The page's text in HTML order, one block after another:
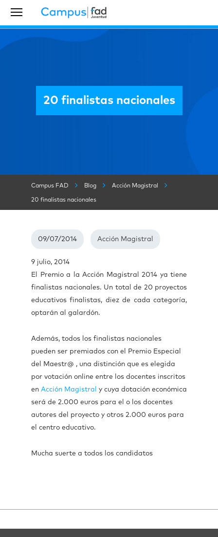
20 finalistas nacionales
Campus FAD Blog Acción Magistral
20 finalistas nacionales
09/07/2014 Acción Magistral
9 julio, 2014
El Premio a la Acción Magistral 2014 ya tiene
finalistas nacionales. Un total de 20 proyectos
educativos finalistas, diez de cada categoría,
optarán al galardón.
Además, todos los finalistas nacionales
pueden ser premiados con el Premio Especial
del Maestr@ , una distinción que es elegida
por votación online entre los docentes inscritos
en Acción Magistral
y cuya dotación económica
será de 2.000 euros para el o los docentes
autores del proyecto y otros 2.000 euros para
el centro educativo.
Mucha suerte a todos los candidatos